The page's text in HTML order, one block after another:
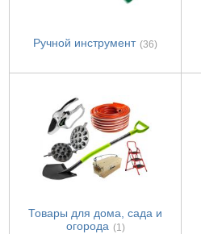
Ручной инструмент (36)
Товары для дома, сада и
огорода (1)